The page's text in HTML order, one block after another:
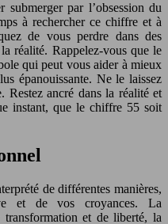
par l’obsession du
à rechercher ce chiffre et à
de vous perdre dans des
réalité. Rappelez-vous que le
qui peut vous aider à mieux
épanouissante. Ne le laissez
Restez ancré dans la réalité et
instant, que le chiffre 55 soit
de différentes manières,
et de vos croyances. La
et de liberté, la